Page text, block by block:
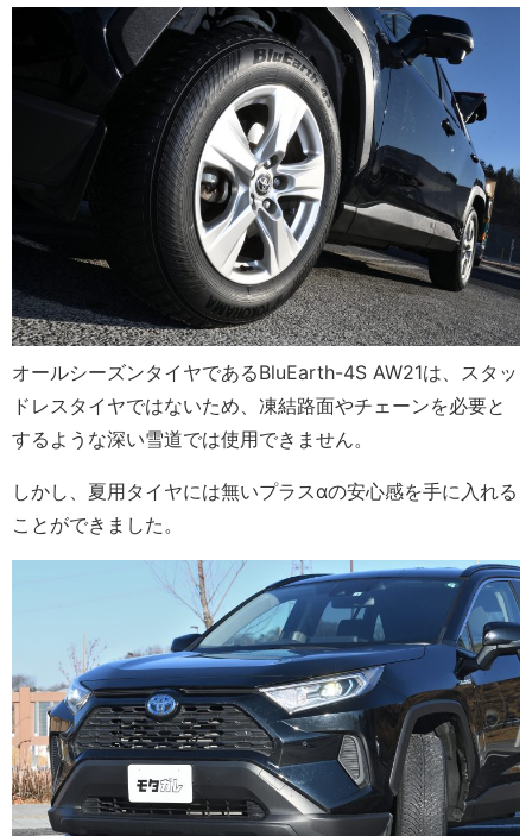
オールシーズンタイヤであるBluEarth-4S AW21は、スタッ
ドレスタイヤではないため、凍結路面やチェーンを必要と
するような深い雪道では使用できません。
しかし、夏用タイヤには無いプラスαの安心感を手に入れる
ことができました。